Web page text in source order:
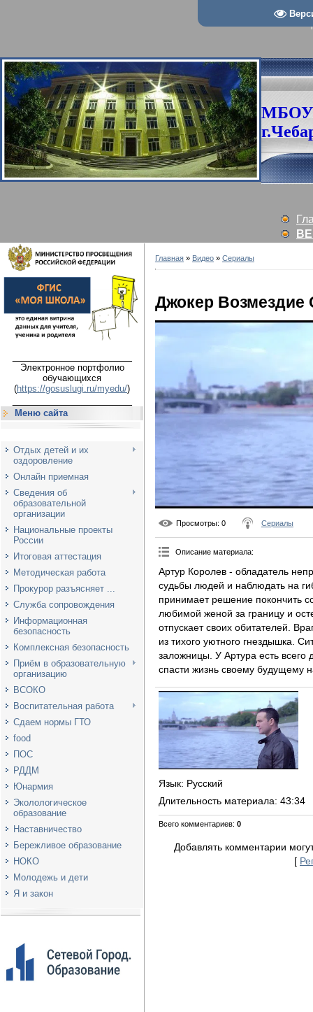
Электронное портфолио
обучающихся
(https://gosuslugi.ru/myedu/)
Меню сайта
Отдых детей и их
оздоровление
Онлайн приемная
Сведения об
образовательной
организации
Национальные проекты
России
Итоговая аттестация
Методическая работа
Прокурор разъясняет ...
Служба сопровождения
Информационная
безопасность
Комплексная безопасность
Приём в образовательную
организацию
ВСОКО
Воспитательная работа
Сдаем нормы ГТО
food
ПОС
РДДМ
Юнармия
Эколологическое
образование
Наставничество
Бережливое образование
НОКО
Молодежь и дети
Я и закон
Главная » Видео » Сериалы
Джокер Возмездие
Просмотры: 0 Сериалы
Описание материала:
Артур Королев - обладатель
судьбы людей и наблюдать на
принимает решение покончить
любимой женой за границу и
отпускает своих обитателей.
из тихого уютного гнездышка.
заложницы. У Артура есть всего
спасти жизнь своему будущему
Язык: Русский
Длительность материала: 43:34
Всего комментариев: 0
Добавлять комментарии
[